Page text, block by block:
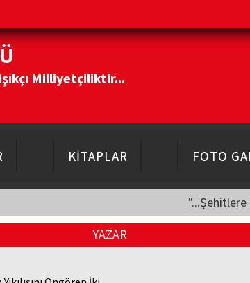
Milliyetçiliktir...
KİTAPLAR FOTO
YAZAR